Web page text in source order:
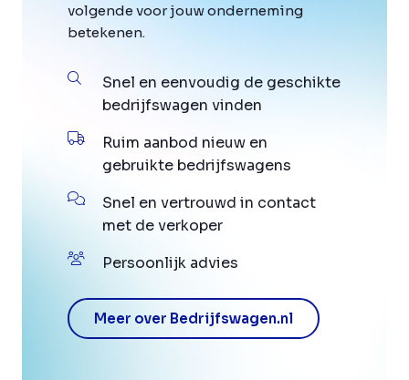
volgende voor jouw onderneming
betekenen.
Snel en eenvoudig de geschikte
bedrijfswagen vinden
Ruim aanbod nieuw en
gebruikte bedrijfswagens
Snel en vertrouwd in contact
met de verkoper
Persoonlijk advies
Meer over Bedrijfswagen.nl